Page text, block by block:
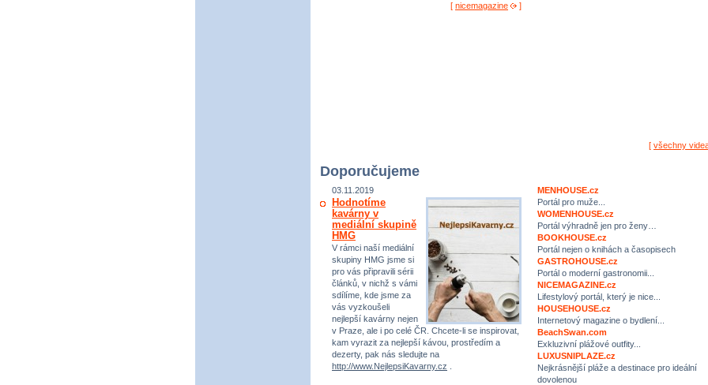
[ nicemagazine ]
[ všechny
Doporučujeme
03.11.2019
Hodnotíme
kavárny v
mediální skupině
HMG
V rámci naší mediální
skupiny HMG jsme si
pro vás připravili sérii
článků, v nichž s vámi
sdílíme, kde jsme za
vás vyzkoušeli
nejlepší kavárny nejen
v Praze, ale i po celé ČR. Chcete-li se inspirovat,
kam vyrazit za nejlepší kávou, prostředím a
dezerty, pak nás sledujte na
http://www.NejlepsiKavarny.cz
MENHOUSE.cz
Portál pro muže...
WOMENHOUSE.cz
Portál výhradně jen pro ženy…
BOOKHOUSE.cz
Portál nejen o knihách a časopisech
GASTROHOUSE.cz
Portál o moderní gastronomii...
NICEMAGAZINE.cz
Lifestylový portál, který je nice...
HOUSEHOUSE.cz
Internetový magazine o bydlení...
BeachSwan.com
Exkluzivní plážové outfity...
LUXUSNIPLAZE.cz
Nejkrásnější pláže a destinace pro ideální
dovolenou